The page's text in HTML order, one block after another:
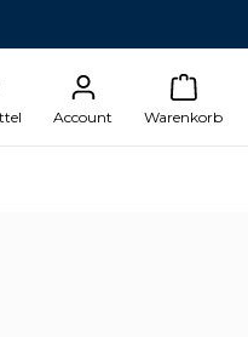
Account Warenkorb